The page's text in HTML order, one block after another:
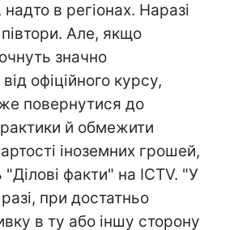
в регіонах. Наразі
Але, якщо
значно
офіційного курсу,
повернутися до
й обмежити
іноземних грошей,
"Ділові факти" на ICTV. "У
при достатньо
в ту або іншу сторону